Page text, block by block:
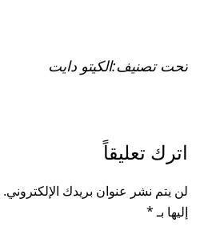
تحت تصنيف:الكيتو دايت
READER
INTERACTIONS
اترك تعليقاً
لن يتم نشر عنوان بريدك الإلكتروني.
إليها بـ*